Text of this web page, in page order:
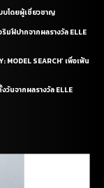
บโดยผู้เชี่ยวชาญ
มฝีปากจากผลรางวัล ELLE
MODEL SEARCH’ เพื่อเฟ้น
นจากผลรางวัล ELLE